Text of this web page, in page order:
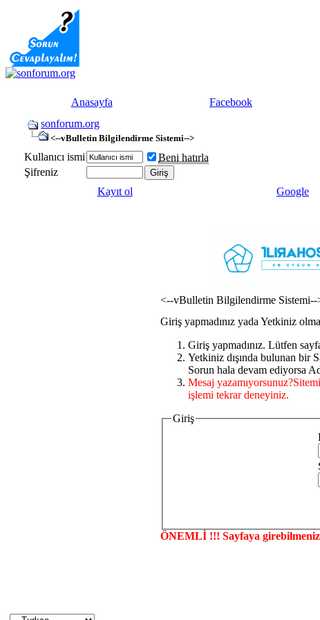
Anasayfa Facebook
sonforum.org
<--vBulletin Bilgilendirme Sistemi-->
Kullanıcı ismi
Beni hatırla
Şifreniz
Kayıt ol
Google
<--vBulletin Bilgilendirme Sistemi--
Giriş yapmadınız yada Yetkiniz
Giriş yapmadınız. Lütfen
Yetkiniz dışında bulunan bir
Sorun hala devam ediyorsa
Mesaj
işlemi tekrar deneyiniz.
Giriş
ÖNEMLİ !!! Sayfaya